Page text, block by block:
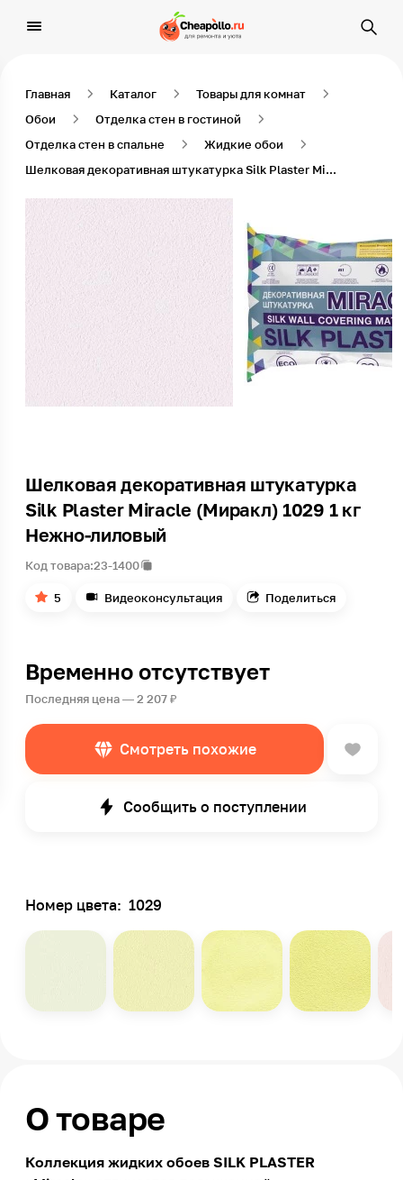
Главная Каталог
Товары для комнат
Обои
Отделка стен в гостиной
Отделка стен в спальне
Жидкие обои
Шелковая декоративная штукатурка Silk Plaster Miracle (Миракл) 1029 1 кг Нежно-лиловый
Шелковая декоративная штукатурка
Silk Plaster Miracle (Миракл) 1029 1 кг
Нежно-лиловый
Код товара:23-1400
5 Видеоконсультация Поделиться
Временно отсутствует
Последняя цена — 2 207 ₽
Смотреть похожие
Сообщить о поступлении
Номер цвета: 1029
О товаре
Коллекция жидких обоев SILK PLASTER